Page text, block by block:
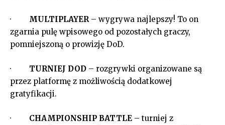
· MULTIPLAYER– wygrywa najlepszy! To on
zgarnia pulę wpisowego od pozostałych graczy,
pomniejszoną o prowizję DoD.
· TURNIEJ DOD – rozgrywki organizowane są
przez platformę z możliwością dodatkowej
gratyfikacji.
· CHAMPIONSHIP BATTLE – turniej z